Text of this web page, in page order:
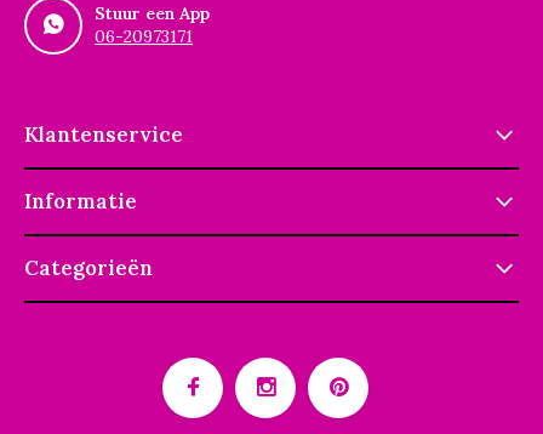
Stuur een App
06-20973171
Klantenservice
Informatie
Categorieën